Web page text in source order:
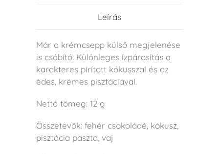
Leírás
Már a krémcsepp külső megjelenése
is csábító. Különleges ízpárosítás a
karakteres pirított kókusszal és az
édes, krémes pisztáciával.
Nettó tömeg: 12 g
Összetevők: fehér csokoládé, kókusz,
pisztácia paszta, vaj